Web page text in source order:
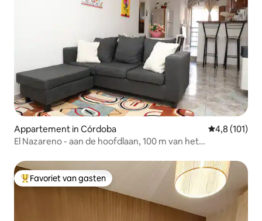
Appartement in Córdoba Gemiddelde
4,8 (101)
El Nazareno - aan de hoofdlaan, 100 m van het
Topfavoriet van gasten
Favoriet van gasten